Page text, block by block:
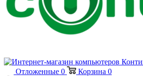
Отложенные 0 Корзина 0